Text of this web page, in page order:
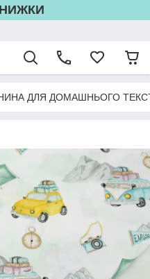
ДЛЯ ДОМАШНЬОГО